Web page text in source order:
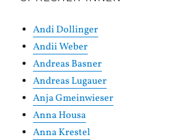
Andi Dollinger
Andii Weber
Andreas Basner
Andreas Lugauer
Anja Gmeinwieser
Anna Housa
Anna Krestel